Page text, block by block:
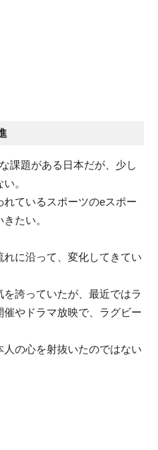
課題がある日本だが、少し
。
ているスポーツのeスポー
たい。
に沿って、変化してきてい
誇っていたが、最近ではラ
やドラマ放映で、ラグビー
の心を射抜いたのではない